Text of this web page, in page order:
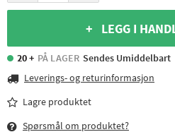
+ LEGG I
20 + PÅ LAGER Sendes Umiddelbart
Leverings- og returinformasjon
Lagre produktet
Spørsmål om produktet?